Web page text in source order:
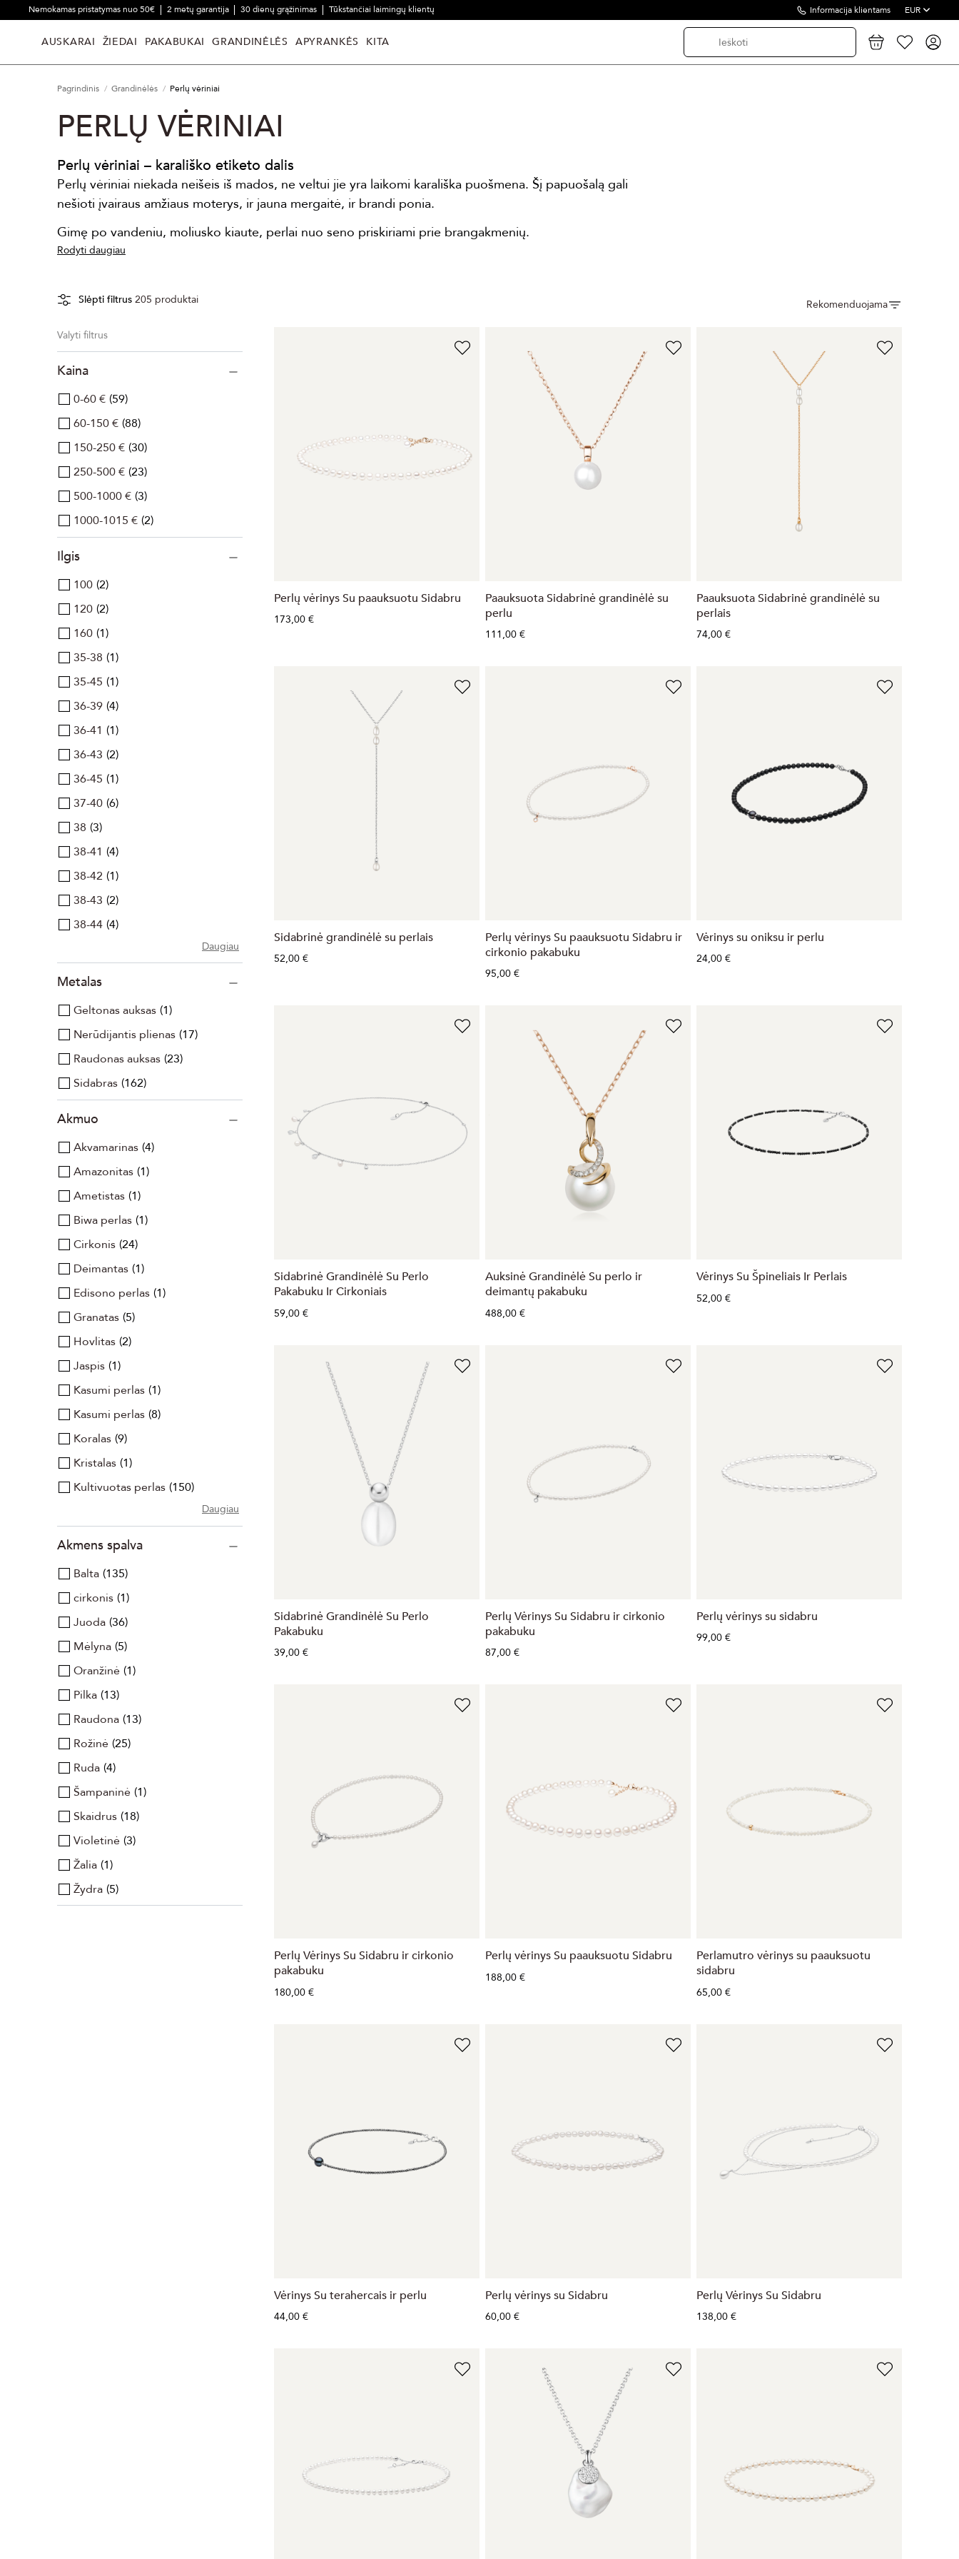
Nemokamas pristatymas nuo 50€ 2 metų garantija 30 dienų grąžinimas Tūkstančiai laimingų klientų Informacija klientams EUR
AUSKARAI ŽIEDAI PAKABUKAI GRANDINĖLĖS APYRANKĖS KITA
Pagrindinis Grandinėlės Perlų vėriniai
PERLŲ VĖRINIAI
Perlų vėriniai – karališko etiketo dalis
Perlų vėriniai niekada neišeis iš mados, ne veltui jie yra laikomi karališka puošmena. Šį papuošalą gali
nešioti įvairaus amžiaus moterys, ir jauna mergaitė, ir brandi ponia.
Gimę po vandeniu, moliusko kiaute, perlai nuo seno priskiriami prie brangakmenių.
Rodyti daugiau
Rekomenduojama
Perlų vėrinys Su paauksuotu Sidabru
173,00 €
Paauksuota Sidabrinė grandinėlė su
perlu
111,00 €
Paauksuota Sidabrinė grandinėlė su
perlais
74,00 €
Sidabrinė grandinėlė su perlais
52,00 €
Perlų vėrinys Su paauksuotu Sidabru ir
cirkonio pakabuku
95,00 €
Vėrinys su oniksu ir perlu
24,00 €
Sidabrinė Grandinėlė Su Perlo
Pakabuku Ir Cirkoniais
59,00 €
Auksinė Grandinėlė Su perlo ir
deimantų pakabuku
488,00 €
Vėrinys Su Špineliais Ir Perlais
52,00 €
Sidabrinė Grandinėlė Su Perlo
Pakabuku
39,00 €
Perlų Vėrinys Su Sidabru ir cirkonio
pakabuku
87,00 €
Perlų vėrinys su sidabru
99,00 €
Perlų Vėrinys Su Sidabru ir cirkonio
pakabuku
180,00 €
Perlų vėrinys Su paauksuotu Sidabru
188,00 €
Perlamutro vėrinys su paauksuotu
sidabru
65,00 €
Vėrinys Su terahercais ir perlu
44,00 €
Perlų vėrinys su Sidabru
60,00 €
Perlų Vėrinys Su Sidabru
138,00 €
Slėpti filtrus 205 produktai
Valyti filtrus
Kaina
0-60 € 59
60-150 € 88
150-250 € 30
250-500 € 23
500-1000 € 3
1000-1015 € 2
Ilgis
100 2
120 2
160 1
35-38 1
35-45 1
36-39 4
36-41 1
36-43 2
36-45 1
37-40 6
38 3
38-41 4
38-42 1
38-43 2
38-44 4
Daugiau
Metalas
Geltonas auksas 1
Nerūdijantis plienas 17
Raudonas auksas 23
Sidabras 162
Akmuo
Akvamarinas 4
Amazonitas 1
Ametistas 1
Biwa perlas 1
Cirkonis 24
Deimantas 1
Edisono perlas 1
Granatas 5
Hovlitas 2
Jaspis 1
Kasumi perlas 1
Kasumi perlas 8
Koralas 9
Kristalas 1
Kultivuotas perlas 150
Daugiau
Akmens spalva
Balta 135
cirkonis 1
Juoda 36
Mėlyna 5
Oranžinė 1
Pilka 13
Raudona 13
Rožinė 25
Ruda 4
Šampaninė 1
Skaidrus 18
Violetinė 3
Žalia 1
Žydra 5